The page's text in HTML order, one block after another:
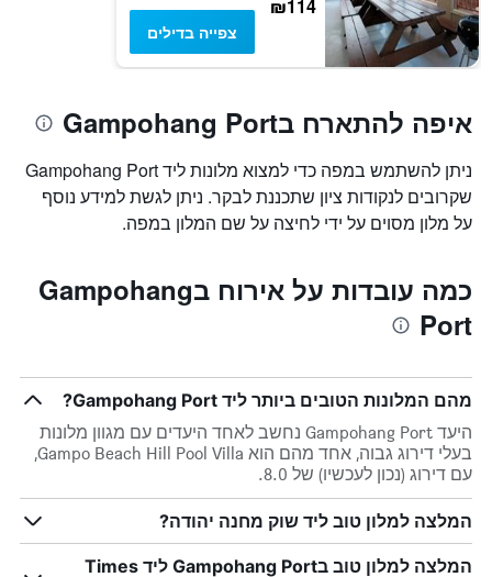
₪114
צפייה בדילים
איפה להתארח בGampohang Port
ניתן להשתמש במפה כדי למצוא מלונות ליד Gampohang Port
שקרובים לנקודות ציון שתכננת לבקר. ניתן לגשת למידע נוסף
על מלון מסוים על ידי לחיצה על שם המלון במפה.
כמה עובדות על אירוח בGampohang
Port
מהם המלונות הטובים ביותר ליד Gampohang Port?
היעד Gampohang Port נחשב לאחד היעדים עם מגוון מלונות
בעלי דירוג גבוה, אחד מהם הוא Gampo Beach Hill Pool Villa,
עם דירוג (נכון לעכשיו) של 8.0.
המלצה למלון טוב ליד שוק מחנה יהודה?
המלצה למלון טוב בGampohang Port ליד Times